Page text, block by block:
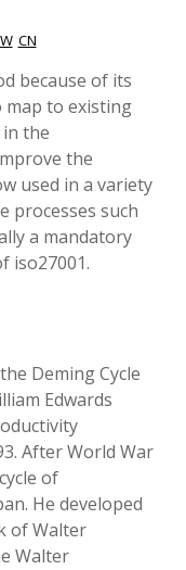
CN
because of its
map to existing
the
the
used in a variety
processes such
a mandatory
iso27001.
Deming Cycle
Edwards
After World War
of
He developed
of Walter
Walter